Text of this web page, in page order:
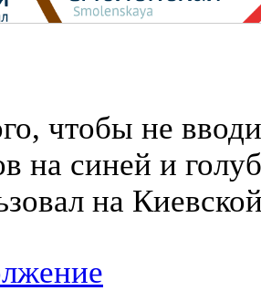
чтобы не
на синей и
на